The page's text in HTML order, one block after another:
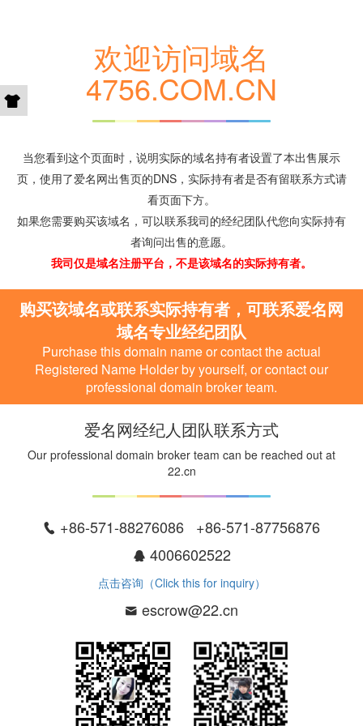
欢迎访问域名
4756.COM.CN
当您看到这个页面时，说明实际的域名持有者设置了本出售展示
页，使用了爱名网出售页的DNS，实际持有者是否有留联系方式请
看页面下方。
如果您需要购买该域名，可以联系我司的经纪团队代您向实际持有
者询问出售的意愿。
我司仅是域名注册平台，不是该域名的实际持有者。
购买该域名或联系实际持有者，可联系爱名网
域名专业经纪团队
Purchase this domain name or contact the actual
Registered Name Holder by yourself, or contact our
professional domain broker team.
爱名网经纪人团队联系方式
Our professional domain broker team can be reached out at
22.cn
+86-571-88276086 +86-571-87756876
4006602522
点击咨询（Click this for inquiry）
escrow@22.cn